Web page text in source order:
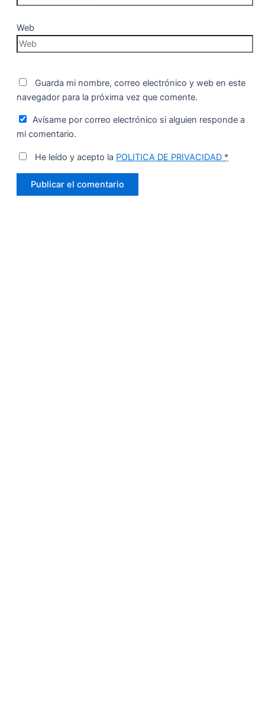
Web
Guarda mi nombre, correo electrónico y web en este
navegador para la próxima vez que comente.
Avísame por correo electrónico si alguien responde a
mi comentario.
He leído y acepto la POLITICA DE PRIVACIDAD *